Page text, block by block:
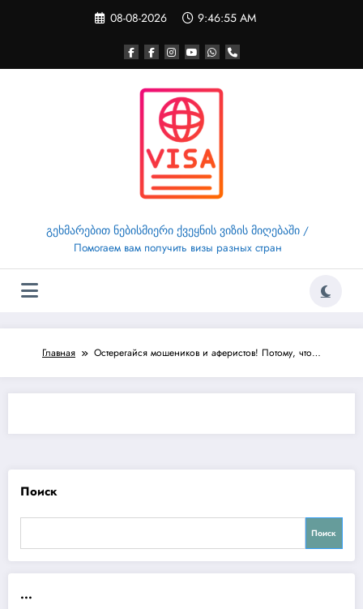
08-08-2026 9:46:55 AM
გეხმარებით ნებისმიერი ქვეყნის ვიზის მიღებაში /
Помогаем вам получить визы разных стран
Главная Остерегайся мошеников и аферистов! Потому, что…
Поиск
Поиск
...